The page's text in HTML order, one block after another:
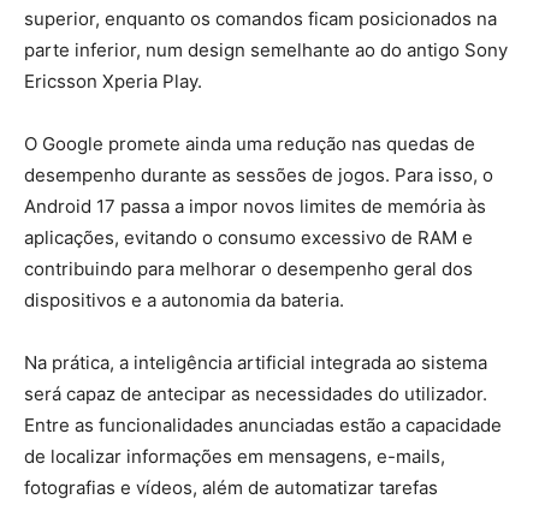
superior, enquanto os comandos ficam posicionados na
parte inferior, num design semelhante ao do antigo Sony
Ericsson Xperia Play.
O Google promete ainda uma redução nas quedas de
desempenho durante as sessões de jogos. Para isso, o
Android 17 passa a impor novos limites de memória às
aplicações, evitando o consumo excessivo de RAM e
contribuindo para melhorar o desempenho geral dos
dispositivos e a autonomia da bateria.
Na prática, a inteligência artificial integrada ao sistema
será capaz de antecipar as necessidades do utilizador.
Entre as funcionalidades anunciadas estão a capacidade
de localizar informações em mensagens, e-mails,
fotografias e vídeos, além de automatizar tarefas